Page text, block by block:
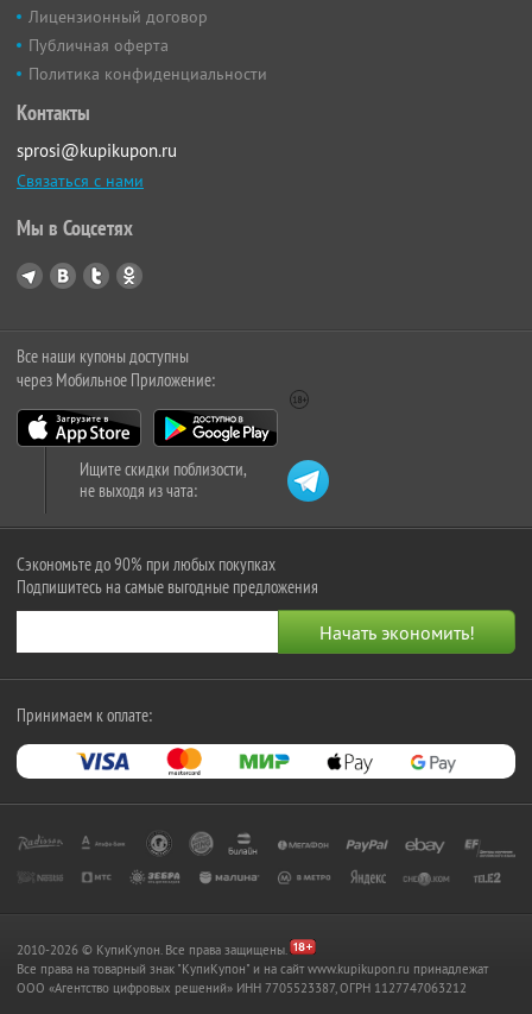
Лицензионный договор
Публичная оферта
Политика конфиденциальности
Контакты
sprosi@kupikupon.ru
Связаться с нами
Мы в Соцсетях
Все наши купоны доступны
через Мобильное Приложение:
Ищите скидки поблизости,
не выходя из чата:
Сэкономьте до 90% при любых покупках
Подпишитесь на самые выгодные предложения
Принимаем к оплате:
2010-2026 © КупиКупон. Все права защищены.
Все права на товарный знак "КупиКупон" и на сайт www.kupikupon.ru принадлежат
OOO «Агентство цифровых решений» ИНН 7705523387, ОГРН 1127747063212